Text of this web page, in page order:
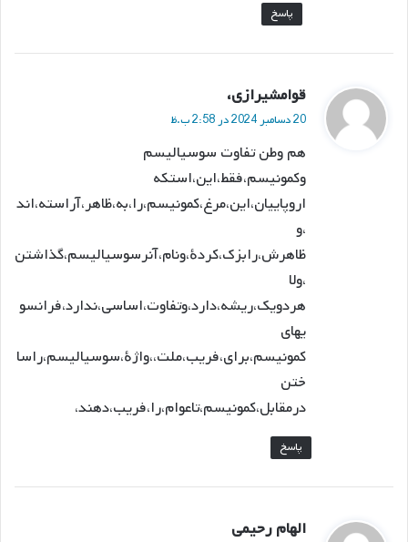
پاسخ
قوامشیرازی،
ت
:
20 دسامبر 2024 در 2:58 ب.ظ
هم وطن تفاوت سوسیالیسم
وکمونیسم،فقط،این،استکه
اروپاییان،این،مرغ،کمونیسم،را،به،ظاهر،آراسته،اند
،و
ظاهرش،رابزک،کردهٔ،ونام،آنرسوسیالیسم،گذاشتن
،ولا
هردویک،ریشه،دارد،وتفاوت،اساسی،ندارد،فرانسو
یهای
کمونیسم،برای،فریب،ملت،،واژهٔ،سوسیالیسم،راسا
ختن
درمقابل،کمونیسم،تاعوام،را،فریب،دهند،
پاسخ
الهام رحیمی